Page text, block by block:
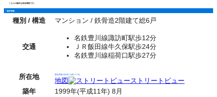
こちらの物件は現在満室です。
物件情報
種別 / 構造 マンション / 鉄骨造2階建て総6戸
交通
名鉄豊川線諏訪町駅歩12分
ＪＲ飯田線牛久保駅歩24分
名鉄豊川線稲荷口駅歩27分
所在地 愛知県豊川市四ツ谷町３丁目
地図
ストリートビュー
築年
1999年(平成11年) 8月